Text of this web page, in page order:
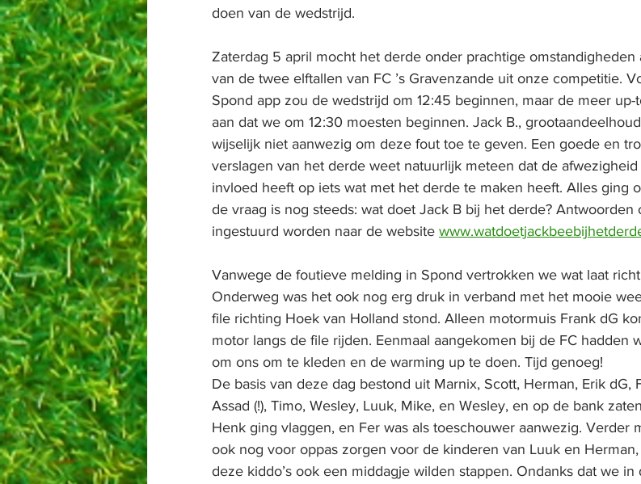
doen van de wedstrijd.
Zaterdag 5 april mocht het derde onder prachtige omstandigheden
van de twee elftallen van FC ’s Gravenzande uit onze competitie.
Spond app zou de wedstrijd om 12:45 beginnen, maar de meer up-
aan dat we om 12:30 moesten beginnen. Jack B.,
wijselijk niet aanwezig om deze fout toe te geven. Een goede en
verslagen van het derde weet natuurlijk meteen dat de
invloed heeft op iets wat met het derde te maken heeft. Alles ging
de vraag is nog steeds: wat doet Jack B bij het derde? Antwoorden
ingestuurd worden naar de website
Vanwege de foutieve melding in Spond vertrokken we wat laat
Onderweg was het ook nog erg druk in verband met het mooie
file richting Hoek van Holland stond. Alleen motormuis Frank dG
motor langs de file rijden. Eenmaal aangekomen bij de FC hadden
om ons om te kleden en de warming up te doen. Tijd genoeg!
De basis van deze dag bestond uit Marnix, Scott, Herman, Erik dG,
Assad (!), Timo, Wesley, Luuk, Mike, en Wesley, en op de bank
Henk ging vlaggen, en Fer was als toeschouwer aanwezig. Verder
ook nog voor oppas zorgen voor de kinderen van Luuk en
deze kiddo’s ook een middagje wilden stappen. Ondanks dat we